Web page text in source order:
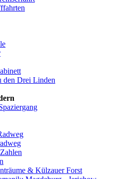
den Drei Linden
& Külzauer Forst